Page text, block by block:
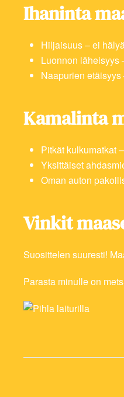
Ihaninta
Hiljaisuus – ei
Luonnon läheisyys
Naapurien
Kamalinta
Pitkät kulkumatkat
Yksittäiset
Oman auton
Vinkit
Suosittelen suuresti!
Parasta minulle on